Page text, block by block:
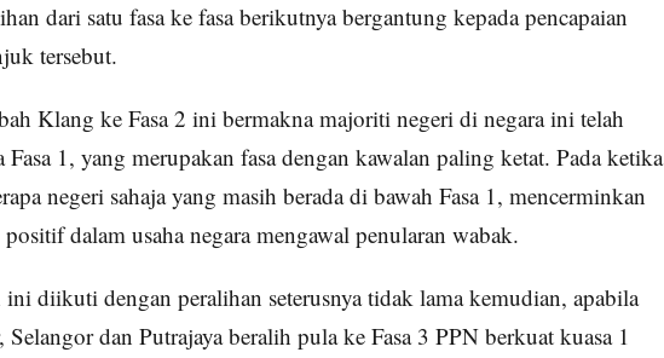
dari satu fasa ke fasa berikutnya bergantung kepada pencapaian
tersebut.
Klang ke Fasa 2 ini bermakna majoriti negeri di negara ini telah
Fasa 1, yang merupakan fasa dengan kawalan paling ketat. Pada ketika
negeri sahaja yang masih berada di bawah Fasa 1, mencerminkan
dalam usaha negara mengawal penularan wabak.
ini diikuti dengan peralihan seterusnya tidak lama kemudian, apabila
dan Putrajaya beralih pula ke Fasa 3 PPN berkuat kuasa 1